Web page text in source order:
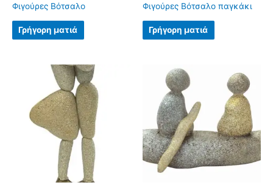
Φιγούρες Βότσαλο
Γρήγορη ματιά
Φιγούρες Βότσαλο παγκάκι
Γρήγορη ματιά